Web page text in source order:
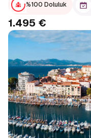
%100 Doluluk
1.495 €